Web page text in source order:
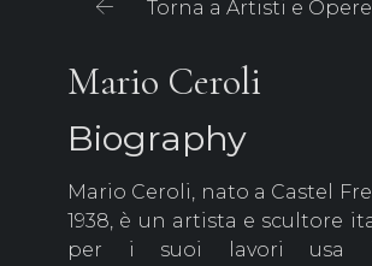
Torna a Artisti e Opere
Mario Ceroli
Biography
Mario Ceroli, nato a Castel
1938, è un artista e scultore
per i suoi lavori usa